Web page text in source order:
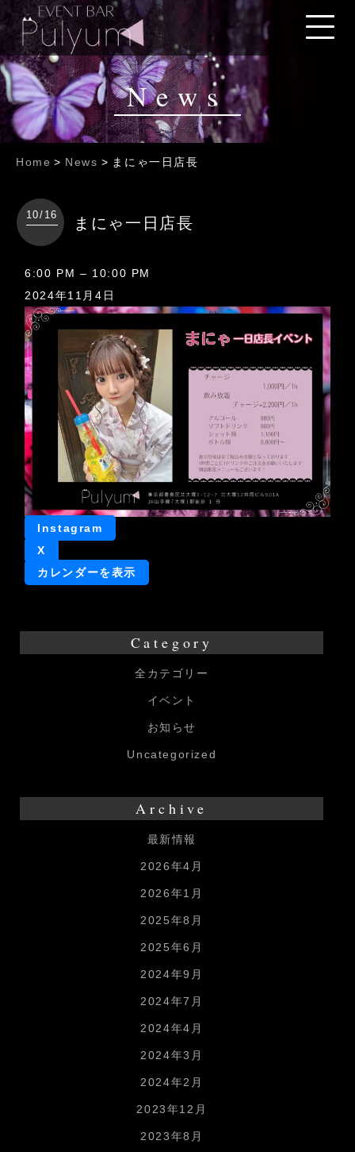
News
Home > News > まにゃ一日店長
10/16 まにゃ一日店長
ま
に
ゃ
一
日
店
長
6:00 PM – 10:00 PM
2024年11月4日
Instagram
X
カレンダーを表示
Category
全カテゴリー
イベント
お知らせ
Uncategorized
Archive
最新情報
2026年4月
2026年1月
2025年8月
2025年6月
2024年9月
2024年7月
2024年4月
2024年3月
2024年2月
2023年12月
2023年8月